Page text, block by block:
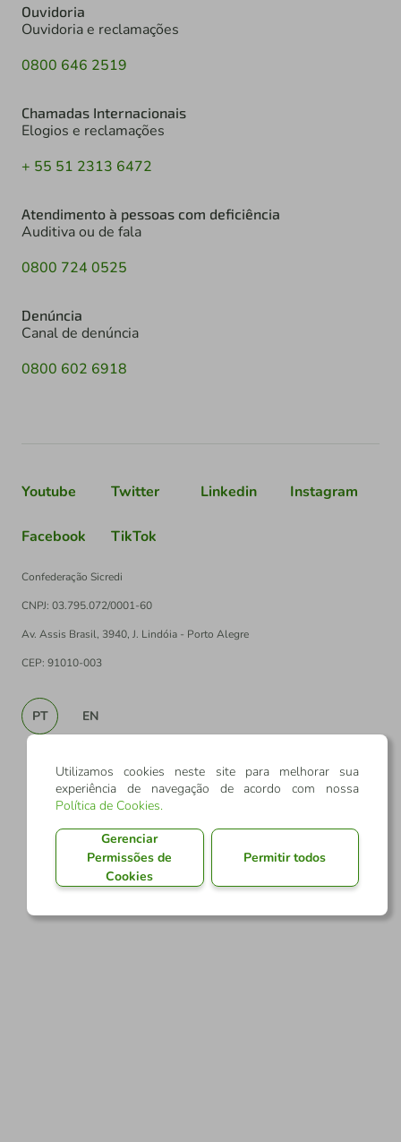
Ouvidoria
Ouvidoria e reclamações
0800 646 2519
Chamadas Internacionais
Elogios e reclamações
+ 55 51 2313 6472
Atendimento à pessoas com deficiência
Auditiva ou de fala
0800 724 0525
Denúncia
Canal de denúncia
0800 602 6918
Youtube Twitter Linkedin Instagram
Facebook TikTok
Confederação Sicredi
CNPJ: 03.795.072/0001-60
Av. Assis Brasil, 3940, J. Lindóia - Porto Alegre
CEP: 91010-003
PT EN
Utilizamos cookies neste site para melhorar sua
experiência de navegação de acordo com nossa
Política de Cookies.
Gerenciar
Permissões de
Cookies
Permitir todos